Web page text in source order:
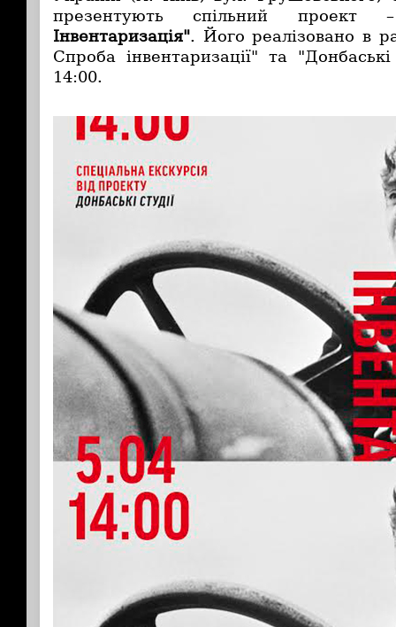
презентують спільний
Інвентаризація". Його реалізовано в
Спроба інвентаризації" та
14:00.